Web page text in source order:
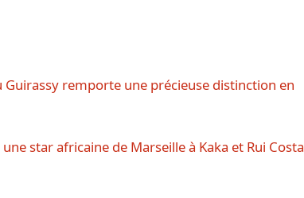
remporte une précieuse distinction en
star africaine de Marseille à Kaka et Rui Costa